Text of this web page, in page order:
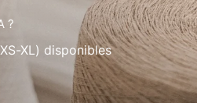
XL) disponibles